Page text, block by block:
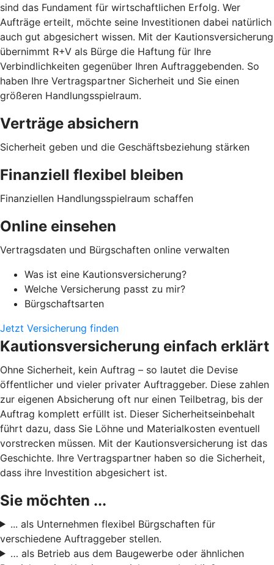
sind das Fundament für wirtschaftlichen Erfolg. Wer
Aufträge erteilt, möchte seine Investitionen dabei natürlich
auch gut abgesichert wissen. Mit der Kautionsversicherung
übernimmt R+V als Bürge die Haftung für Ihre
Verbindlichkeiten gegenüber Ihren Auftraggebenden. So
haben Ihre Vertragspartner Sicherheit und Sie einen
größeren Handlungsspielraum.
Verträge absichern
Sicherheit geben und die Geschäftsbeziehung stärken
Finanziell flexibel bleiben
Finanziellen Handlungsspielraum schaffen
Online einsehen
Vertragsdaten und Bürgschaften online verwalten
Was ist eine Kautionsversicherung?
Welche Versicherung passt zu mir?
Bürgschaftsarten
Jetzt Versicherung finden
Kautionsversicherung einfach erklärt
Ohne Sicherheit, kein Auftrag – so lautet die Devise
öffentlicher und vieler privater Auftraggeber. Diese zahlen
zur eigenen Absicherung oft nur einen Teilbetrag, bis der
Auftrag komplett erfüllt ist. Dieser Sicherheitseinbehalt
führt dazu, dass Sie Löhne und Materialkosten eventuell
vorstrecken müssen. Mit der Kautionsversicherung ist das
Geschichte. Ihre Vertragspartner haben so die Sicherheit,
dass ihre Investition abgesichert ist.
Sie möchten ...
... als Unternehmen flexibel Bürgschaften für
verschiedene Auftraggeber stellen.
… als Betrieb aus dem Baugewerbe oder ähnlichen